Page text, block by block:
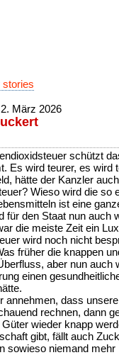
stories
März 2026
schützt
Es wird teurer, es wird
hätte der Kanzler
Wieso wird die so
ist eine
für den Staat nun auch
die meiste Zeit ein
wird noch nicht
früher die knappen
aber nun auch
einen
annehmen, dass
rechnen, dann
wieder knapp
gibt, fällt auch
sowieso niemand